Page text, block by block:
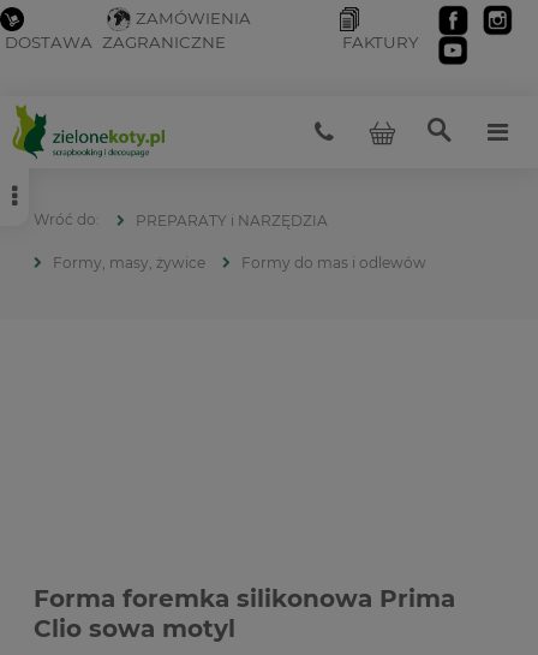
DOSTAWA
ZAMÓWIENIA
ZAGRANICZNE
FAKTURY
PREPARATY i NARZĘDZIA
Formy, masy, żywice Formy do mas i odlewów
Forma foremka silikonowa Prima
Clio sowa motyl